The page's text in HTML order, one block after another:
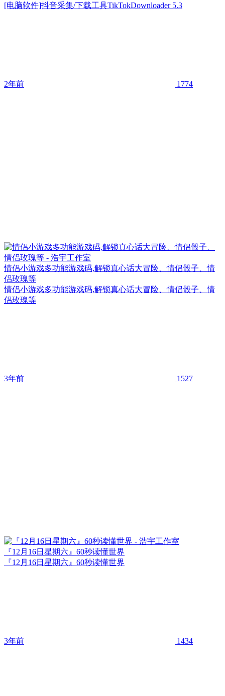
[电脑软件]抖音采集/下载工具TikTokDownloader 5.3
2年前 1774
情侣小游戏多功能游戏码,解锁真心话大冒险、情侣骰子、情
侣玫瑰等
情侣小游戏多功能游戏码,解锁真心话大冒险、情侣骰子、情
侣玫瑰等
3年前 1527
『12月16日星期六』60秒读懂世界
『12月16日星期六』60秒读懂世界
3年前 1434